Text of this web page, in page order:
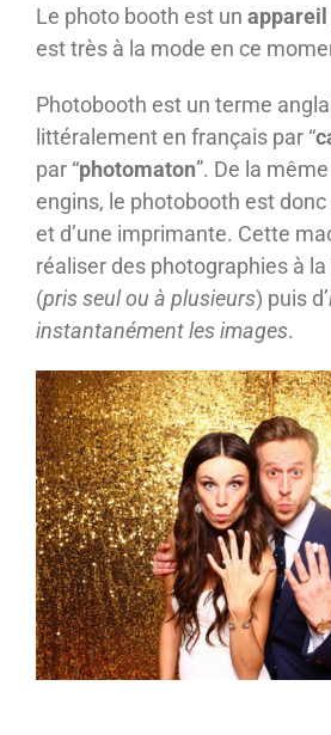
Le photo booth est un appareil
est très à la mode en ce
Photobooth est un terme
littéralement en français par “
par “photomaton”. De la
engins, le photobooth est donc
et d’une imprimante. Cette
réaliser des photographies à la
(pris seul ou à plusieurs) puis d’
instantanément les images.